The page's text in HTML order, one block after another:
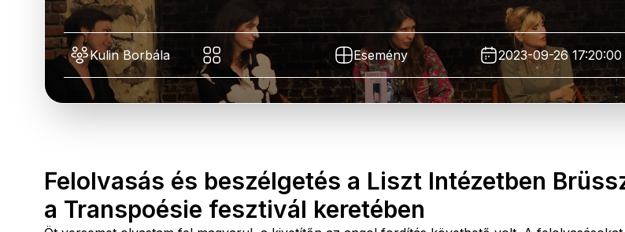
Kulin Borbála Esemény 2023-09-26 17:20:00
Felolvasás és beszélgetés a Liszt Intézetben
a Transpoésie fesztivál keretében